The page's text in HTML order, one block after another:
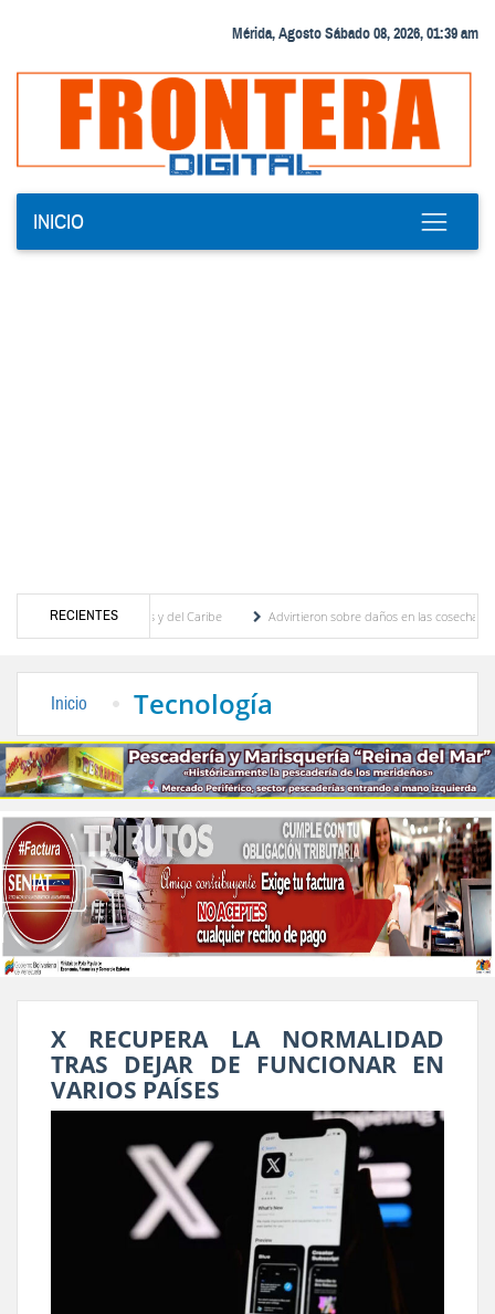
Mérida, Agosto Sábado 08, 2026, 01:39 am
INICIO
RECIENTES
Centroamericanos y del Caribe
Advirtieron sobre daños en las cosechas de los
Inicio Tecnología
X RECUPERA LA NORMALIDAD
TRAS DEJAR DE FUNCIONAR EN
VARIOS PAÍSES